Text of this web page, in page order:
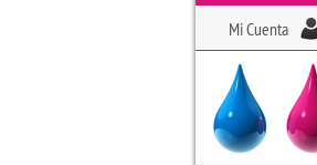
Mi Cuenta